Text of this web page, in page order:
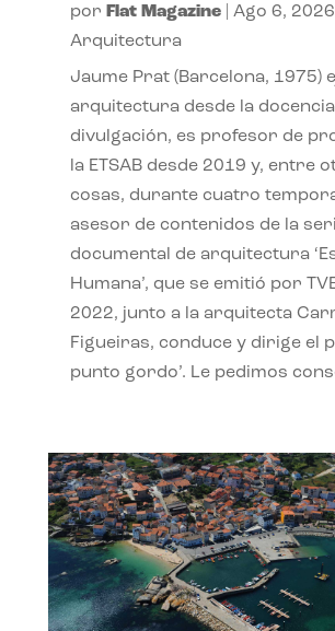
por Flat Magazine| Ago 6, 2026
Arquitectura
Jaume Prat (Barcelona, 1975)
arquitectura desde la
divulgación, es profesor de
la ETSAB desde 2019 y, entre
cosas, durante cuatro
asesor de contenidos de la
documental de arquitectura
Humana’, que se emitió por
2022, junto a la arquitecta
Figueiras, conduce y dirige el
punto gordo’. Le pedimos